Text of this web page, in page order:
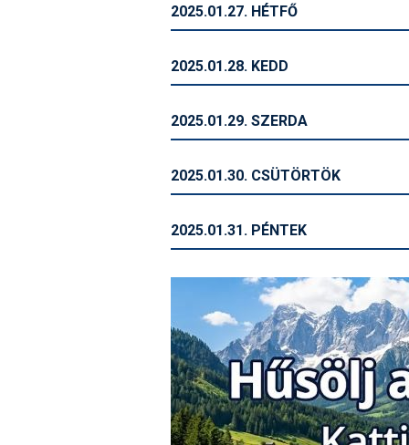
2025.01.27. HÉTFŐ
2025.01.28. KEDD
2025.01.29. SZERDA
2025.01.30. CSÜTÖRTÖK
2025.01.31. PÉNTEK